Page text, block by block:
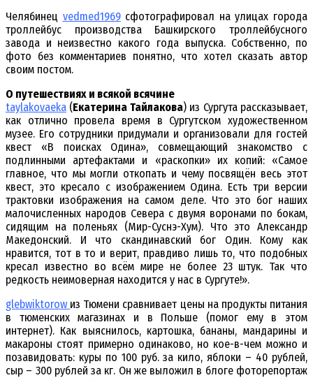
Челябинец vedmed1969сфотографировал на улицах города
троллейбус производства Башкирского троллейбусного
завода и неизвестно какого года выпуска. Собственно, по
фото без комментариев понятно, что хотел сказать автор
своим постом.
О путешествиях и всякой всячине
taylakovaeka (Екатерина Тайлакова) из Сургута рассказывает,
как отлично провела время в Сургутском художественном
музее. Его сотрудники придумали и организовали для гостей
квест «В поисках Одина», совмещающий знакомство с
подлинными артефактами и «раскопки» их копий: «Самое
главное, что мы могли откопать и чему посвящён весь этот
квест, это кресало с изображением Одина. Есть три версии
трактовки изображения на самом деле. Что это бог наших
малочисленных народов Севера с двумя воронами по бокам,
сидящим на поленьях (Мир-Суснэ-Хум). Что это Александр
Македонский. И что скандинавский бог Один. Кому как
нравится, тот в то и верит, правдиво лишь то, что подобных
кресал известно во всём мире не более 23 штук. Так что
редкость неимоверная находится у нас в Сургуте!».
glebwiktorow из Тюмени сравнивает цены на продукты питания
в тюменских магазинах и в Польше (помог ему в этом
интернет). Как выяснилось, картошка, бананы, мандарины и
макароны стоят примерно одинаково, но кое-в-чем можно и
позавидовать: куры по 100 руб. за кило, яблоки – 40 рублей,
сыр – 300 рублей за кг. Он же выложил в блоге фоторепортаж